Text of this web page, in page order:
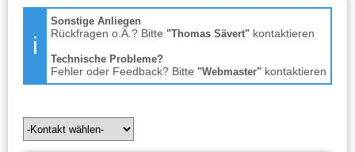
Sonstige Anliegen
Rückfragen o.Ä.? Bitte "Thomas Sävert" kontaktieren
Technische Probleme?
Fehler oder Feedback? Bitte "Webmaster" kontaktieren